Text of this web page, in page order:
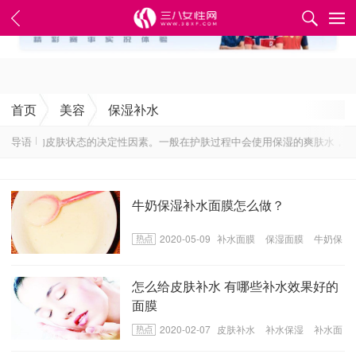
✕
首页 美容 保湿补水
导语
你的皮肤状态的决定性因素。一般在护肤过程中会使用保湿的爽肤水，
牛奶保湿补水面膜怎么做？
2020-05-09 补水面膜 保湿面膜
牛奶保
怎么给皮肤补水 有哪些补水效果好的
面膜
2020-02-07 皮肤补水 补水保湿
补水面